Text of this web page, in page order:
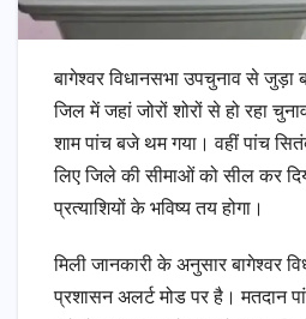
बागेश्वर विधानसभा उपचुनाव से
जिल में जहां जोरों शोरों से हो रहा
शाम पांच बजे थम गया। वहीं पांच
लिए जिले की सीमाओं को सील कर
प्रत्याशियों के भविष्य तय होगा।
मिली जानकारी के अनुसार बागेश्वर
प्रशासन अलर्ट मोड पर है। मतदान